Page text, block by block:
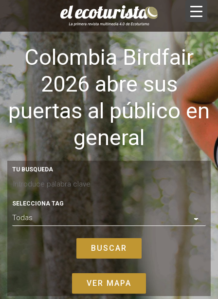
Colombia Birdfair
2026 abre sus
puertas al público en
general
TU BUSQUEDA
SELECCIONA TAG
VER MAPA